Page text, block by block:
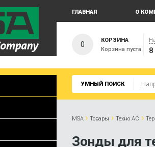
ГЛАВНАЯ О
0
КОРЗИНА
Корзина пуста
УМНЫЙ ПОИСК
MSA › Товары › Техно АС ›
Зонды для